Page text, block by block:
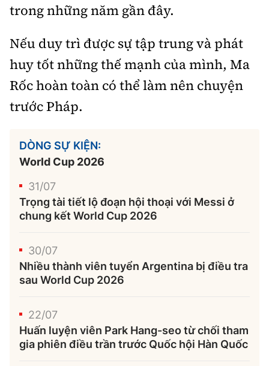
trong những năm gần đây.
Nếu duy trì được sự tập trung và phát
huy tốt những thế mạnh của mình, Ma
Rốc hoàn toàn có thể làm nên chuyện
trước Pháp.
DÒNG SỰ KIỆN:
World Cup 2026
31/07
Trọng tài tiết lộ đoạn hội thoại với Messi ở
chung kết World Cup 2026
30/07
Nhiều thành viên tuyển Argentina bị điều tra
sau World Cup 2026
22/07
Huấn luyện viên Park Hang-seo từ chối tham
gia phiên điều trần trước Quốc hội Hàn Quốc